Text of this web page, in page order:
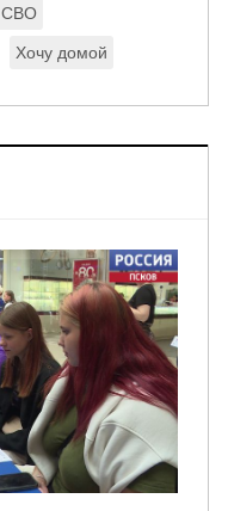
СВО
Хочу домой